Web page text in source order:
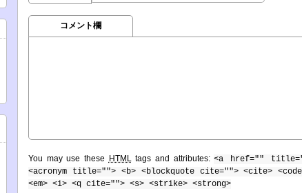
コメント欄
You may use these HTMLtags and attributes:<a href=""
<acronym title=""> <b> <blockquote cite=""> <cite>
<em> <i> <q cite=""> <s> <strike> <strong>